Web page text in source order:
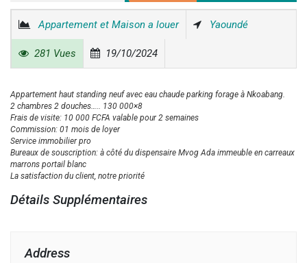
Appartement et Maison a louer Yaoundé
281 Vues 19/10/2024
Appartement haut standing neuf avec eau chaude parking forage à Nkoabang.
2 chambres 2 douches….. 130 000×8
Frais de visite: 10 000 FCFA valable pour 2 semaines
Commission: 01 mois de loyer
Service immobilier pro
Bureaux de souscription: à côté du dispensaire Mvog Ada immeuble en carreaux
marrons portail blanc
La satisfaction du client, notre priorité
Détails Supplémentaires
Address